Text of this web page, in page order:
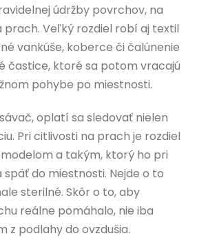
údržby povrchov, na
prach. Veľký rozdiel robí aj textil
vankúše, koberce či čalúnenie
častice, ktoré sa potom vracajú
pohybe po miestnosti.
oplatí sa sledovať nielen
Pri citlivosti na prach je rozdiel
a takým, ktorý ho pri
do miestnosti. Nejde o to
sterilné. Skôr o to, aby
reálne pomáhalo, nie iba
z podlahy do ovzdušia.